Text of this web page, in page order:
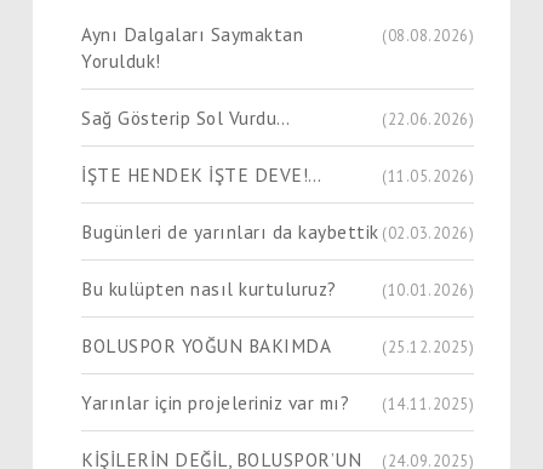
Aynı Dalgaları Saymaktan
Yorulduk!
(08.08.2026)
Sağ Gösterip Sol Vurdu… (22.06.2026)
İŞTE HENDEK İŞTE DEVE!… (11.05.2026)
Bugünleri de yarınları da kaybettik (02.03.2026)
Bu kulüpten nasıl kurtuluruz? (10.01.2026)
BOLUSPOR YOĞUN BAKIMDA (25.12.2025)
Yarınlar için projeleriniz var mı? (14.11.2025)
KİŞİLERİN DEĞİL, BOLUSPOR’UN
(24.09.2025)